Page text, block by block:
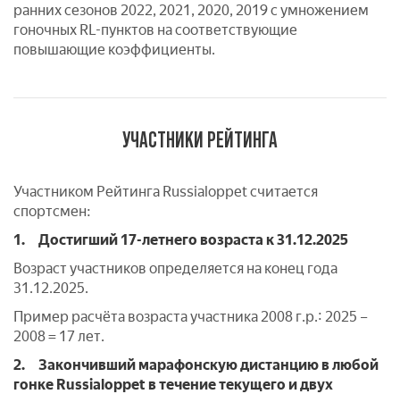
ранних сезонов 2022, 2021, 2020, 2019 с умножением
гоночных RL-пунктов на соответствующие
повышающие коэффициенты.
УЧАСТНИКИ РЕЙТИНГА
Участником Рейтинга Russialoppet считается
спортсмен:
1.
Достигший 17-летнего возраста к 31.12.2025
Возраст участников определяется на конец года
31.12.2025.
Пример расчёта возраста участника 2008 г.р.: 2025 –
2008 = 17 лет.
2.
Закончивший марафонскую дистанцию в любой
гонке Russialoppet в течение текущего и двух